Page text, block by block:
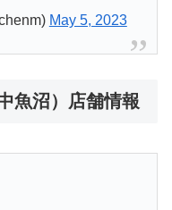
May 5, 2023
魚沼）店舗情報